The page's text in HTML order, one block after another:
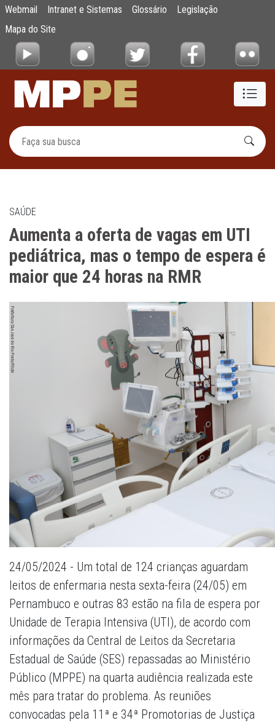
Pular para o Conteúdo principal
Aumenta a oferta de vagas em UTI
Webmail Intranet e Sistemas Glossário
Legislação
Mapa do Site
SAÚDE
Aumenta a oferta de vagas em UTI
pediátrica, mas o tempo de espera é
maior que 24 horas na RMR
24/05/2024 - Um total de 124 crianças aguardam
leitos de enfermaria nesta sexta-feira (24/05) em
Pernambuco e outras 83 estão na fila de espera por
Unidade de Terapia Intensiva (UTI), de acordo com
informações da Central de Leitos da Secretaria
Estadual de Saúde (SES) repassadas ao Ministério
Público (MPPE) na quarta audiência realizada este
mês para tratar do problema. As reuniões
convocadas pela 11ª e 34ª Promotorias de Justiça